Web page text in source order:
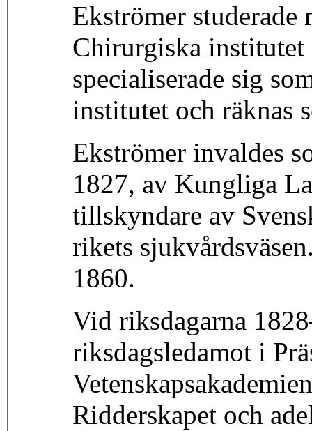
Ekströmer
Chirurgiska
specialiserade sig
institutet och räknas
Ekströmer invaldes
1827, av Kungliga
tillskyndare av
rikets
1860.
Vid riksdagarna
riksdagsledamot i
Ridderskapet och